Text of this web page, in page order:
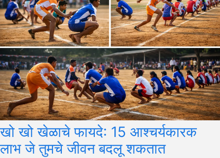
खो खो खेळाचे फायदे: 15 आश्चर्यकारक
लाभ जे तुमचे जीवन बदलू शकतात